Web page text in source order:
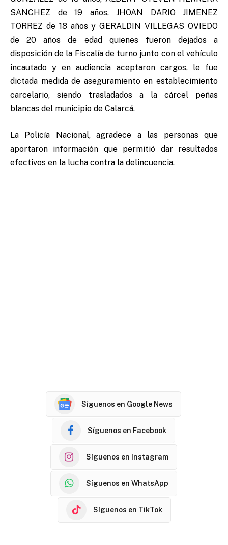
SANCHEZ de 19 años, JHOAN DARIO JIMENEZ
TORREZ de 18 años y GERALDIN VILLEGAS OVIEDO
de 20 años de edad quienes fueron dejados a
disposición de la Fiscalía de turno junto con el vehículo
incautado y en audiencia aceptaron cargos, le fue
dictada medida de aseguramiento en establecimiento
carcelario, siendo trasladados a la cárcel peñas
blancas del municipio de Calarcá.
La Policía Nacional, agradece a las personas que
aportaron información que permitió dar resultados
efectivos en la lucha contra la delincuencia.
Síguenos en Google News
Síguenos en Facebook
Síguenos en Instagram
Síguenos en WhatsApp
Síguenos en TikTok